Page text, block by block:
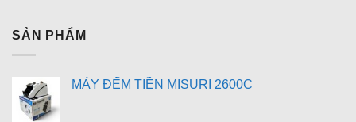
SẢN PHẨM
MÁY ĐẾM TIỀN MISURI 2600C